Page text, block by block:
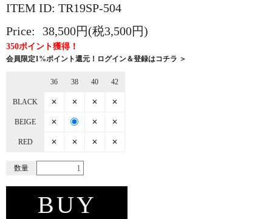
ITEM ID: TR19SP-504
Price:
38,500円(税3,500円)
350ポイント獲得！
会員限定1%ポイント還元！ログイン＆登録はコチラ ＞
36 38 40 42
BLACK ✕ ✕ ✕ ✕
BEIGE ✕ ✕ ✕
RED ✕ ✕ ✕ ✕
数量
BUY